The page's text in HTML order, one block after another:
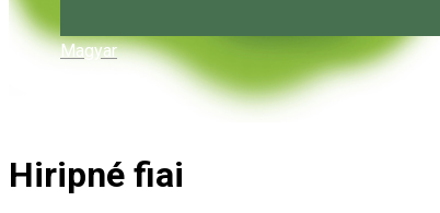
Magyar
Hiripné fiai